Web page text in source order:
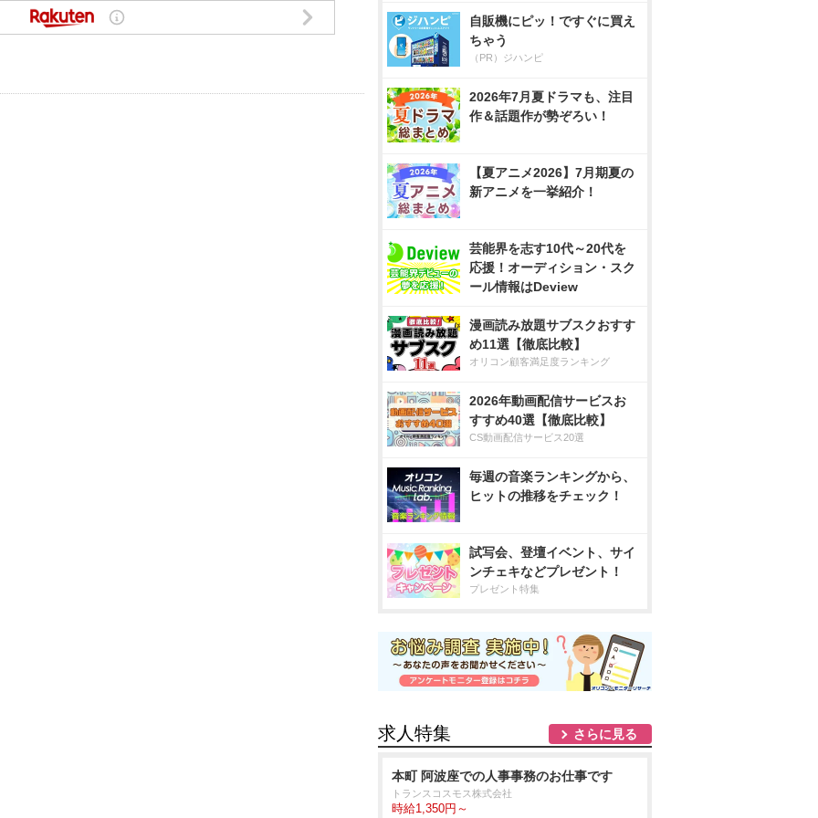
自販機にピッ！ですぐに買え
ちゃう
（PR）ジハンピ
2026年7月夏ドラマも、注目
作＆話題作が勢ぞろい！
【夏アニメ2026】7月期夏の
新アニメを一挙紹介！
芸能界を志す10代～20代を
応援！オーディション・スク
ール情報はDeview
漫画読み放題サブスクおすす
め11選【徹底比較】
オリコン顧客満足度ランキング
2026年動画配信サービスお
すすめ40選【徹底比較】
CS動画配信サービス20選
毎週の音楽ランキングから、
ヒットの推移をチェック！
試写会、登壇イベント、サイ
ンチェキなどプレゼント！
プレゼント特集
求人特集 さらに見る
本町 阿波座での人事事務のお仕事です
トランスコスモス株式会社
時給1,350円～